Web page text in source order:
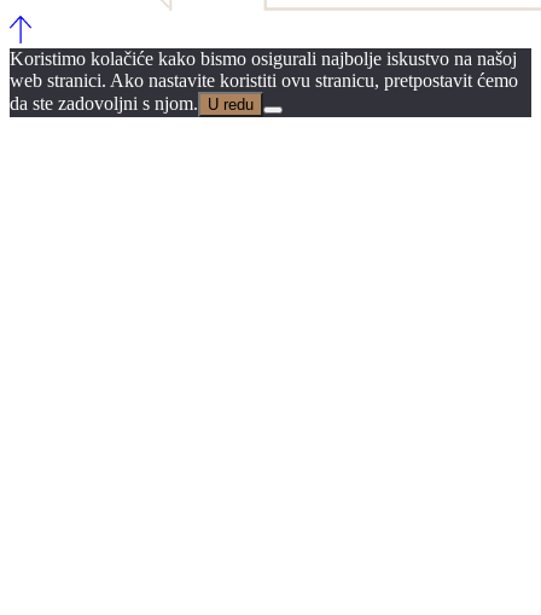
Koristimo kolačiće kako bismo osigurali najbolje iskustvo na našoj
web stranici. Ako nastavite koristiti ovu stranicu, pretpostavit ćemo
da ste zadovoljni s njom.
U redu